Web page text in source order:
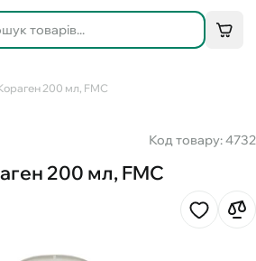
200 мл, FMC
Код товару: 4732
200 мл, FMC